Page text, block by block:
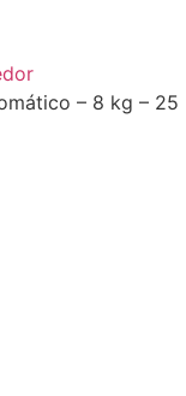
– 8 kg – 25